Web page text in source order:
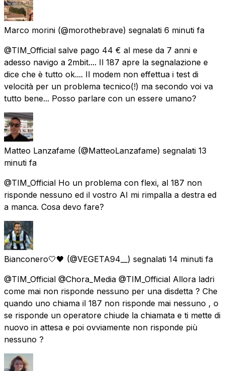
Marco morini (@morothebrave) segnalati 6 minuti fa
@TIM_Official salve pago 44 € al mese da 7 anni e
adesso navigo a 2mbit.... Il 187 apre la segnalazione e
dice che è tutto ok.... Il modem non effettua i test di
velocità per un problema tecnico(!) ma secondo voi va
tutto bene... Posso parlare con un essere umano?
Matteo Lanzafame (@MatteoLanzafame) segnalati 13
minuti fa
@TIM_Official Ho un problema con flexi, al 187 non
risponde nessuno ed il vostro AI mi rimpalla a destra ed
a manca. Cosa devo fare?
Bianconero🤍🖤 (@VEGETA94__) segnalati 14 minuti fa
@TIM_Official @Chora_Media @TIM_Official Allora ladri
come mai non risponde nessuno per una disdetta ? Che
quando uno chiama il 187 non risponde mai nessuno , o
se risponde un operatore chiude la chiamata e ti mette di
nuovo in attesa e poi ovviamente non risponde più
nessuno ?